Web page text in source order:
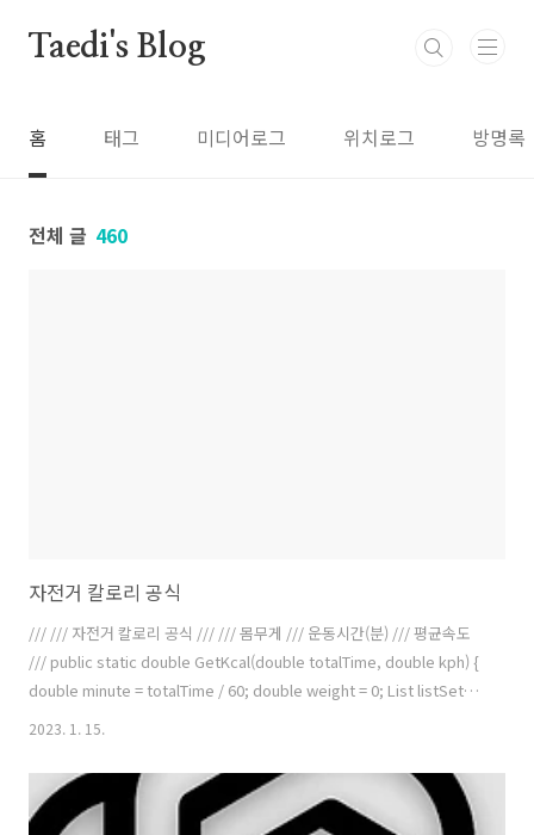
Taedi's Blog
홈 태그 미디어로그 위치로그 방명록
전체 글 460
자전거 칼로리 공식
/// /// 자전거 칼로리 공식 /// /// 몸무게 /// 운동시간(분) /// 평균속도
/// public static double GetKcal(double totalTime, double kph) {
double minute = totalTime / 60; double weight = 0; List listSet =
Utils.SetData.GetSetting(); if (listSet.Count > 0) weight =
kcal = 0.0d; if (kph >= 0 && kph = 14 && kph = 17 && kph = 20 &&
kph = 23 && kph = 25 && kph =..
2023. 1. 15.